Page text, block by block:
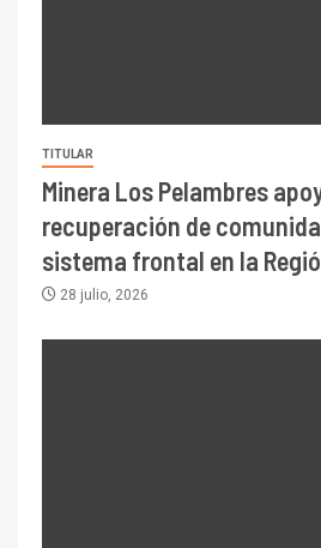
TITULAR
Minera Los Pelambres
recuperación de
sistema frontal en la
28 julio, 2026